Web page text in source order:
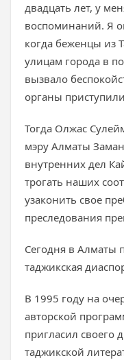
двадцать лет, у
воспоминаний. Я
когда беженцы из
улицам города в
вызвало
органы
Тогда Олжас
мэру Алматы
внутренних дел
трогать наших
узаконить свое
преследования
Сегодня в Алматы
таджикская
В 1995 году на
авторской
пригласил своего
таджикской